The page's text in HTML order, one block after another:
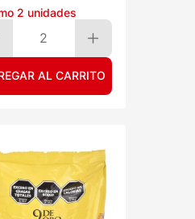
2 unidades
2
AL CARRITO